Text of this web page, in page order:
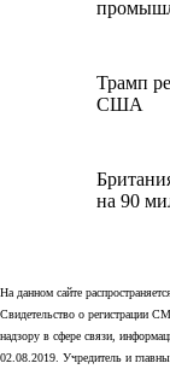
Трамп
США
на 90
На данном сайте
Свидетельство о
надзору в сфере связи,
02.08.2019. Учредитель и